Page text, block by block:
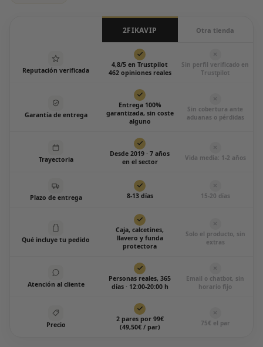
2FIKAVIP Otra tienda
Reputación verificada
4,8/5 en Trustpilot
462 opiniones reales
Sin perfil verificado en
Trustpilot
Garantía de entrega
Entrega 100%
garantizada, sin coste
alguno
Sin cobertura ante
aduanas o pérdidas
Trayectoria
Desde 2019 · 7 años
en el sector
Vida media: 1-2 años
Plazo de entrega 8-13 días 15-20 días
Qué incluye tu pedido
Caja, calcetines,
llavero y funda
protectora
Solo el producto, sin
extras
Atención al cliente
Personas reales, 365
días · 12:00-20:00 h
Email o chatbot, sin
horario fijo
Precio
2 pares por 99€
(49,50€ / par)
75€ el par